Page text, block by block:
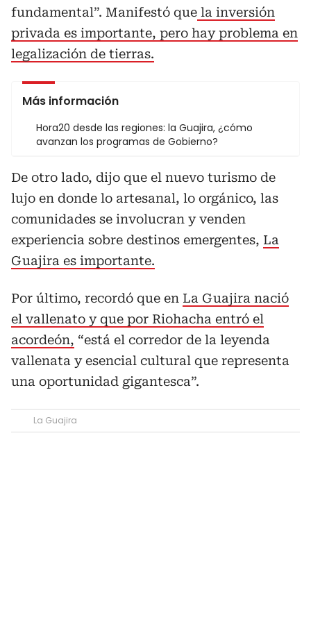
fundamental”. Manifestó que la inversión
privada es importante, pero hay problema en
legalización de tierras.
Más información
Hora20 desde las regiones: la Guajira, ¿cómo
avanzan los programas de Gobierno?
De otro lado, dijo que el nuevo turismo de
lujo en donde lo artesanal, lo orgánico, las
comunidades se involucran y venden
experiencia sobre destinos emergentes, La
Guajira es importante.
Por último, recordó que en La Guajira nació
el vallenato y que por Riohacha entró el
acordeón, “está el corredor de la leyenda
vallenata y esencial cultural que representa
una oportunidad gigantesca”.
La Guajira